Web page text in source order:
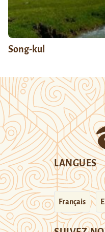
Song-kul
LANGUES
Français